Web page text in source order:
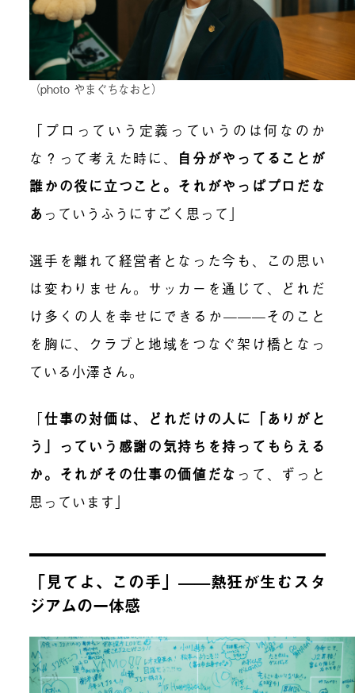
（photo やまぐちなおと）
「プロっていう定義っていうのは何なのか
な？って考えた時に、
自分がやってることが
誰かの役に立つこと。それがやっぱプロだな
あ っていうふうにすごく思って」
選手を離れて経営者となった今も、この思い
は変わりません。サッカーを通じて、どれだ
け多くの人を幸せにできるか———そのこと
を胸に、クラブと地域をつなぐ架け橋となっ
ている小澤さん。
「仕事の対価は、どれだけの人に「ありがと
う」っていう感謝の気持ちを持ってもらえる
か。それがその仕事の価値だな って、ずっと
思っています」
「見てよ、この手」——熱狂が生むスタ
ジアムの一体感